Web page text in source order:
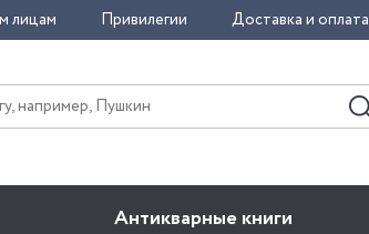
лицам Привилегии Доставка и оплата
Антикварные книги